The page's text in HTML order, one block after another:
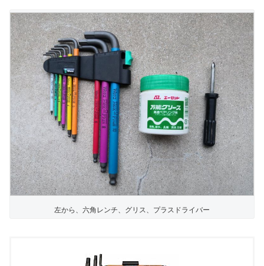
左から、六角レンチ、グリス、プラスドライバー